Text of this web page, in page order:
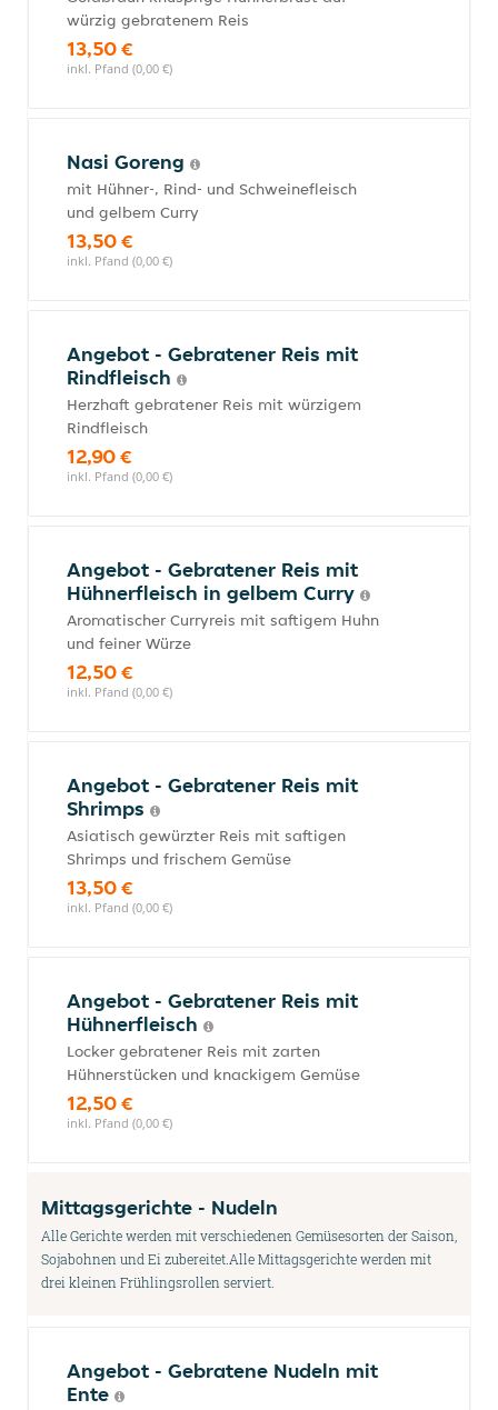
würzig gebratenem Reis
13,50 €
inkl. Pfand (0,00 €)
Nasi Goreng
mit Hühner-, Rind- und Schweinefleisch
und gelbem Curry
13,50 €
inkl. Pfand (0,00 €)
Angebot - Gebratener Reis mit
Rindfleisch
Herzhaft gebratener Reis mit würzigem
Rindfleisch
12,90 €
inkl. Pfand (0,00 €)
Angebot - Gebratener Reis mit
Hühnerfleisch in gelbem Curry
Aromatischer Curryreis mit saftigem Huhn
und feiner Würze
12,50 €
inkl. Pfand (0,00 €)
Angebot - Gebratener Reis mit
Shrimps
Asiatisch gewürzter Reis mit saftigen
Shrimps und frischem Gemüse
13,50 €
inkl. Pfand (0,00 €)
Angebot - Gebratener Reis mit
Hühnerfleisch
Locker gebratener Reis mit zarten
Hühnerstücken und knackigem Gemüse
12,50 €
inkl. Pfand (0,00 €)
Mittagsgerichte - Nudeln
Alle Gerichte werden mit verschiedenen Gemüsesorten der Saison,
Sojabohnen und Ei zubereitet.Alle Mittagsgerichte werden mit
drei kleinen Frühlingsrollen serviert.
Angebot - Gebratene Nudeln mit
Ente